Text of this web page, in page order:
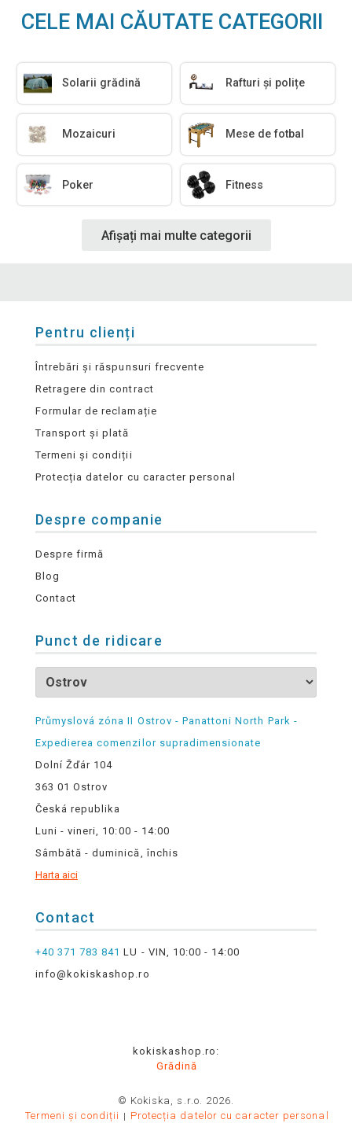
CELE MAI CĂUTATE CATEGORII
Solarii grădină Rafturi și polițe
Mozaicuri Mese de fotbal
Poker Fitness
Afișați mai multe categorii
Pentru clienți
Întrebări și răspunsuri frecvente
Retragere din contract
Formular de reclamație
Transport și plată
Termeni și condiții
Protecția datelor cu caracter personal
Despre companie
Despre firmă
Blog
Contact
Punct de ridicare
Průmyslová zóna II Ostrov - Panattoni North Park -
Expedierea comenzilor supradimensionate
Dolní Žďár 104
363 01 Ostrov
Česká republika
Luni - vineri, 10:00 - 14:00
Sâmbătă - duminică, închis
Harta aici
Contact
+40 371 783 841 LU - VIN, 10:00 - 14:00
info@kokiskashop.ro
kokiskashop.ro:
Grădină
© Kokiska, s.r.o. 2026.
Termeni și condiții
Protecția datelor cu caracter personal